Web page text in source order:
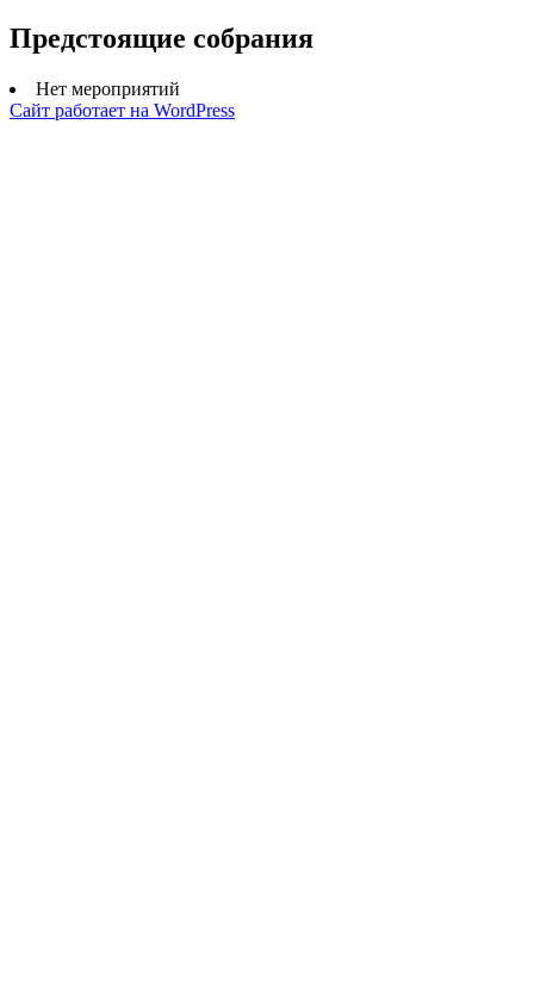
Предстоящие собрания
Нет мероприятий
Сайт работает на WordPress